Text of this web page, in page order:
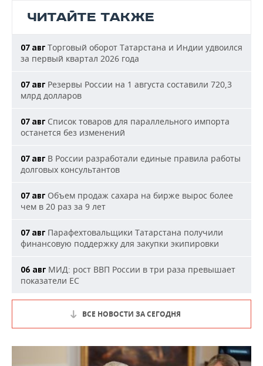
ЧИТАЙТЕ ТАКЖЕ
07 авг Торговый оборот Татарстана и Индии удвоился
за первый квартал 2026 года
07 авг Резервы России на 1 августа составили 720,3
млрд долларов
07 авг Список товаров для параллельного импорта
останется без изменений
07 авг В России разработали единые правила работы
долговых консультантов
07 авг Объем продаж сахара на бирже вырос более
чем в 20 раз за 9 лет
07 авг Парафехтовальщики Татарстана получили
финансовую поддержку для закупки экипировки
06 авг МИД: рост ВВП России в три раза превышает
показатели ЕС
ВСЕ НОВОСТИ ЗА СЕГОДНЯ